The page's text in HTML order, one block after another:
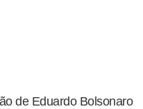
de Eduardo Bolsonaro